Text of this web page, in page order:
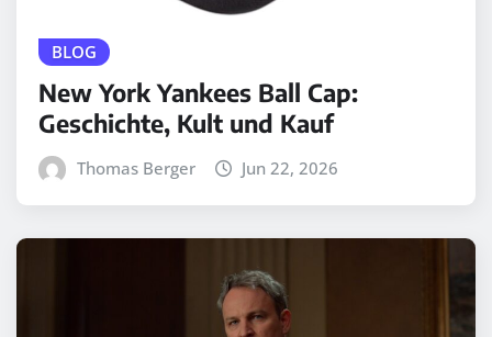
BLOG
New York Yankees Ball Cap:
Geschichte, Kult und Kauf
Thomas Berger Jun 22, 2026